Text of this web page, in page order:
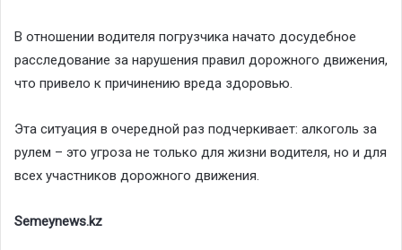
В отношении водителя погрузчика начато досудебное
расследование за нарушения правил дорожного движения,
что привело к причинению вреда здоровью.
Эта ситуация в очередной раз подчеркивает: алкоголь за
рулем – это угроза не только для жизни водителя, но и для
всех участников дорожного движения.
Semeynews.kz